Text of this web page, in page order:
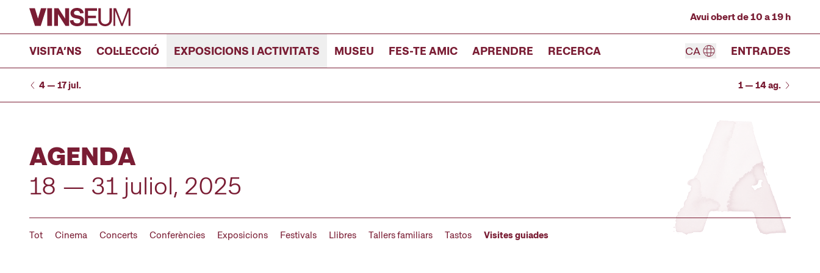
Anar al contingut
Avui obert de 10 a 19 h
VISITA’NS COL·LECCIÓ EXPOSICIONS I ACTIVITATS MUSEU FES-TE AMIC APRENDRE RECERCA CA ENTRADES
4 — 17 jul. 1 — 14 ag.
AGENDA
18 — 31 juliol, 2025
Tot Cinema Concerts Conferències Exposicions Festivals Llibres Tallers familiars Tastos Visites guiades